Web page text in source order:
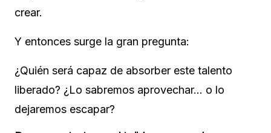
crear.
Y entonces surge la gran pregunta:
¿Quién será capaz de absorber este talento
liberado? ¿Lo sabremos aprovechar… o lo
dejaremos escapar?